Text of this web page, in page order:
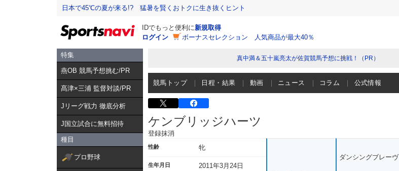
日本で45℃の夏が来る!? 猛暑を賢くおトクに生き抜くヒント
IDでもっと便利に新規取得
ログイン
ボーナスセレクション 人気商品が最大40％
特集
燕OB 競馬予想挑む/PR
髙津×三浦 監督対談/PR
Jリーグ戦力 徹底分析
J国立試合に無料招待
種目
プロ野球
真中満＆五十嵐亮太が佐賀競馬予想に挑戦！（PR）
競馬トップ 日程・結果 動画 ニュース コラム 公式情報
ケンブリッジハーツ
登録抹消
性齢 牝
生年月日 2011年3月24日
ダンシングブレーヴ